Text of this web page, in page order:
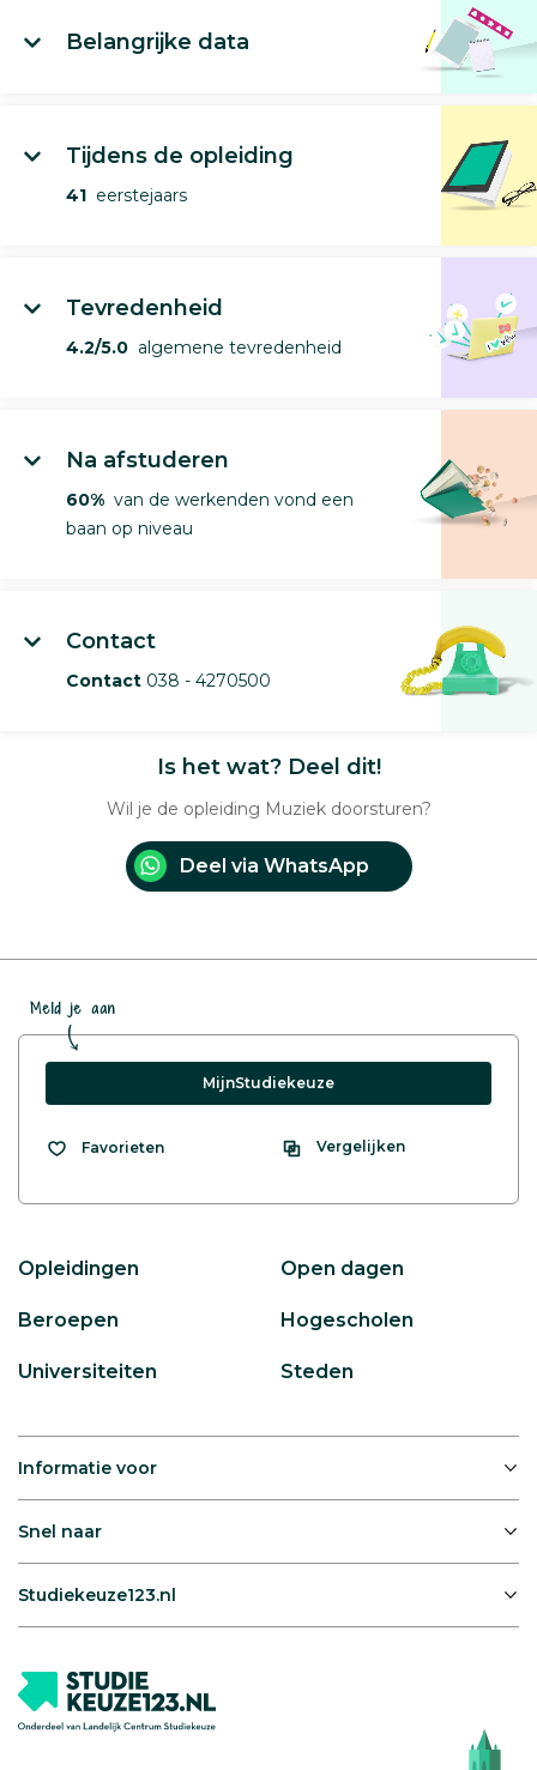
Belangrijke data
Tijdens de opleiding
41 eerstejaars
Tevredenheid
4.2/5.0 algemene tevredenheid
Na afstuderen
60% van de werkenden vond een
baan op niveau
Contact
Contact 038 - 4270500
Is het wat? Deel dit!
Wil je de opleiding Muziek doorsturen?
Deel via WhatsApp
Meld je aan
MijnStudiekeuze
Favorieten Vergelijken
Opleidingen Open dagen
Beroepen Hogescholen
Universiteiten Steden
Informatie voor
Snel naar
Studiekeuze123.nl